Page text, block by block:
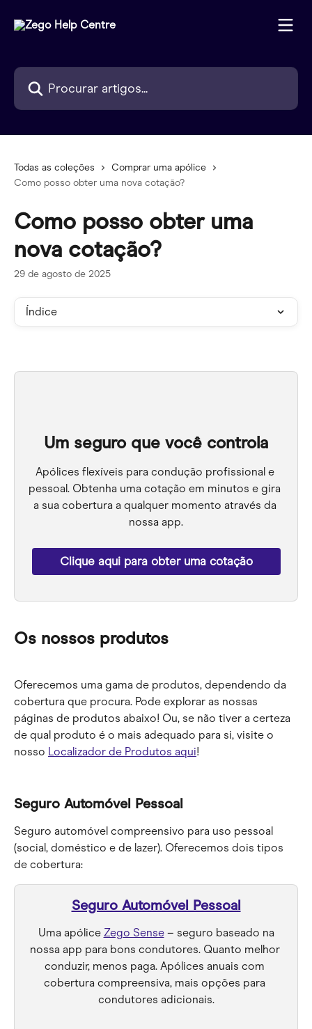
Procurar artigos...
Todas as coleções
Comprar uma apólice
Como posso obter uma nova cotação?
Como posso obter uma
nova cotação?
29 de agosto de 2025
Índice
Um seguro que você controla
Apólices flexíveis para condução profissional e
pessoal. Obtenha uma cotação em minutos e gira
a sua cobertura a qualquer momento através da
nossa app.
Clique aqui para obter uma cotação
Os nossos produtos
Oferecemos uma gama de produtos, dependendo da
cobertura que procura. Pode explorar as nossas
páginas de produtos abaixo! Ou, se não tiver a certeza
de qual produto é o mais adequado para si, visite o
nosso Localizador de Produtos aqui!
Seguro Automóvel Pessoal
Seguro automóvel compreensivo para uso pessoal
(social, doméstico e de lazer). Oferecemos dois tipos
de cobertura:
Seguro Automóvel Pessoal
Uma apólice Zego Sense – seguro baseado na
nossa app para bons condutores. Quanto melhor
conduzir, menos paga. Apólices anuais com
cobertura compreensiva, mais opções para
condutores adicionais.